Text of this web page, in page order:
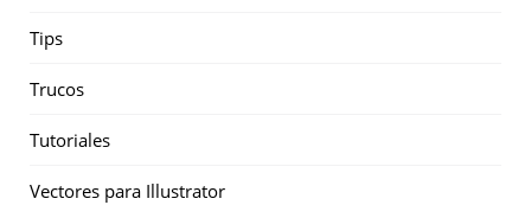
Tips
Trucos
Tutoriales
Vectores para Illustrator